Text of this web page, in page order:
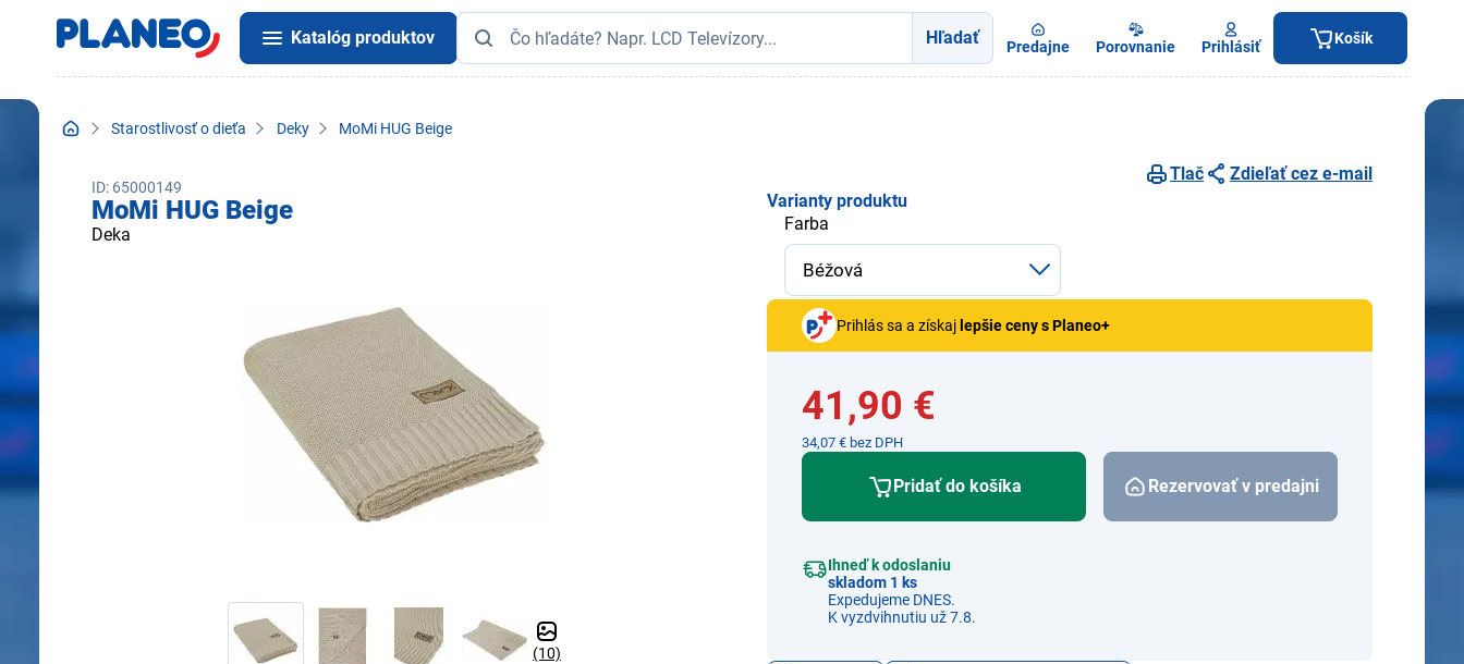
Katalóg produktov Hľadať Predajne Porovnanie Prihlásiť Košík
Starostlivosť o dieťa Deky MoMi HUG Beige
ID: 65000149
MoMi HUG Beige
Deka
(10)
Tlač
Zdieľať cez e-mail
Varianty produktu
Farba
Prihlás sa a získaj lepšie ceny s Planeo+
41,90 €
34,07 € bez DPH
Pridať do košíka
Ihneď k odoslaniu
skladom 1 ks
Expedujeme DNES.
K vyzdvihnutiu už 7.8.
Rezervovať v predajni